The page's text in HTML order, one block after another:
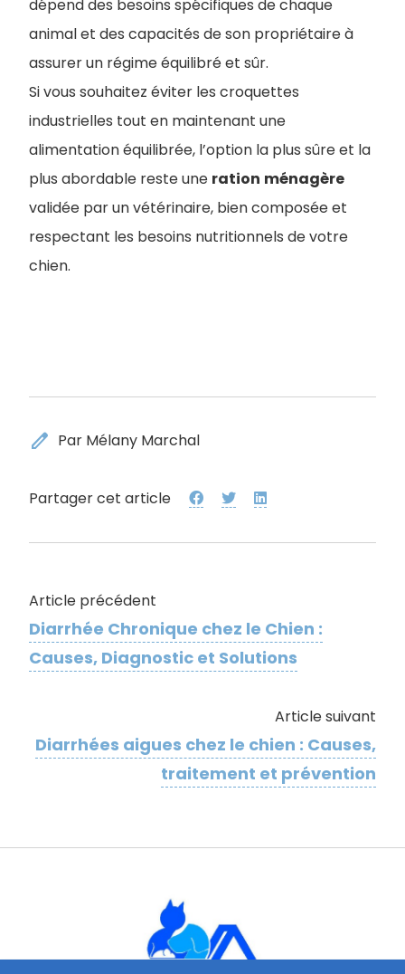
dépend des besoins spécifiques de chaque
animal et des capacités de son propriétaire à
assurer un régime équilibré et sûr.
Si vous souhaitez éviter les croquettes
industrielles tout en maintenant une
alimentation équilibrée, l’option la plus sûre et la
plus abordable reste une ration ménagère
validée par un vétérinaire, bien composée et
respectant les besoins nutritionnels de votre
chien.
edit Par Mélany Marchal
Partager cet article
Article précédent
Diarrhée Chronique chez le Chien :
Causes, Diagnostic et Solutions
Article suivant
Diarrhées aigues chez le chien : Causes,
traitement et prévention